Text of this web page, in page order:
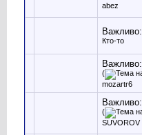
abez
Важливо:
Кто-то
Важливо:
(
mozartr6
Важливо:
(
SUVOROV